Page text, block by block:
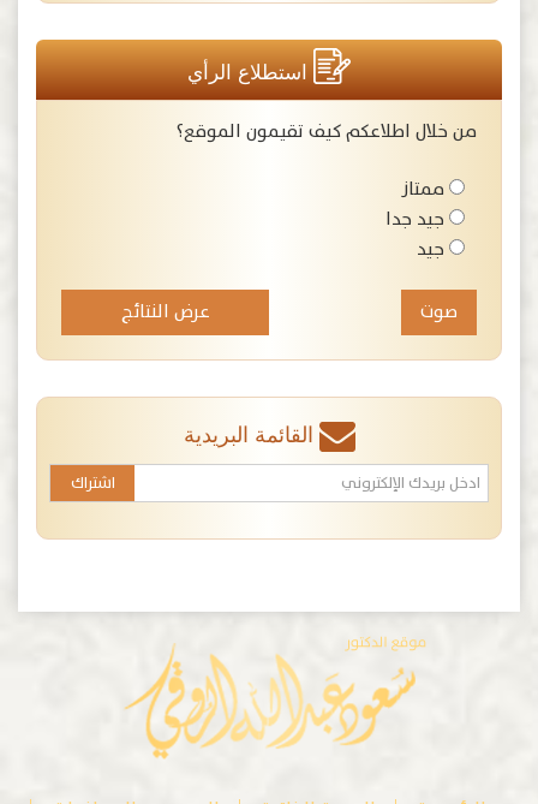
استطلاع الرأي
من خلال اطلاعكم كيف تقيمون الموقع؟
ممتاز
جيد جدا
جيد
عرض النتائج
القائمة البريدية